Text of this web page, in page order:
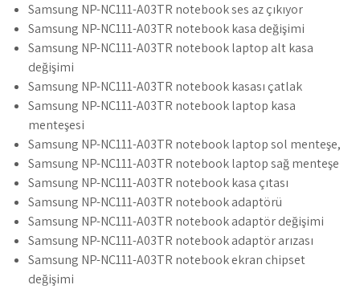
Samsung NP-NC111-A03TR notebook ses az çıkıyor
Samsung NP-NC111-A03TR notebook kasa değişimi
Samsung NP-NC111-A03TR notebook laptop alt kasa
değişimi
Samsung NP-NC111-A03TR notebook kasası çatlak
Samsung NP-NC111-A03TR notebook laptop kasa
menteşesi
Samsung NP-NC111-A03TR notebook laptop sol menteşe,
Samsung NP-NC111-A03TR notebook laptop sağ menteşe
Samsung NP-NC111-A03TR notebook kasa çıtası
Samsung NP-NC111-A03TR notebook adaptörü
Samsung NP-NC111-A03TR notebook adaptör değişimi
Samsung NP-NC111-A03TR notebook adaptör arızası
Samsung NP-NC111-A03TR notebook ekran chipset
değişimi